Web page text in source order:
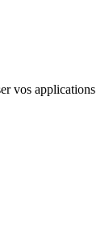
vos applications